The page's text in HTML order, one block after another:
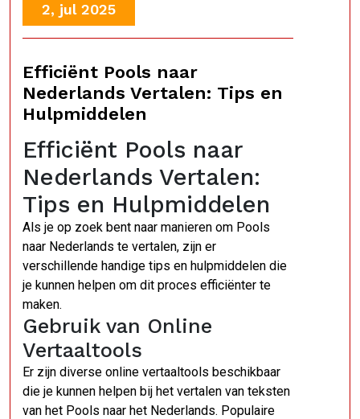
2, jul 2025
Efficiënt Pools naar
Nederlands Vertalen: Tips en
Hulpmiddelen
Efficiënt Pools naar
Nederlands Vertalen:
Tips en Hulpmiddelen
Als je op zoek bent naar manieren om Pools
naar Nederlands te vertalen, zijn er
verschillende handige tips en hulpmiddelen die
je kunnen helpen om dit proces efficiënter te
maken.
Gebruik van Online
Vertaaltools
Er zijn diverse online vertaaltools beschikbaar
die je kunnen helpen bij het vertalen van teksten
van het Pools naar het Nederlands. Populaire